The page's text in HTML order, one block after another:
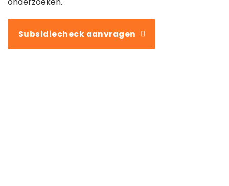
Subsidiecheck aanvragen